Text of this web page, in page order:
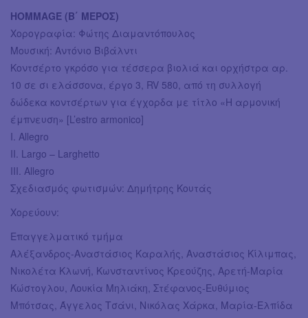
HOMMAGE (Β΄ ΜΕΡΟΣ)
Χορογραφία: Φώτης Διαμαντόπουλος
Μουσική: Αντόνιο Βιβάλντι
Κοντσέρτο γκρόσο για τέσσερα βιολιά και ορχήστρα αρ.
10 σε σι ελάσσονα, έργο 3, RV 580, από τη συλλογή
δώδεκα κοντσέρτων για έγχορδα με τίτλο «Η αρμονική
έμπνευση» [L’estro armonico]
I. Allegro
II. Largo – Larghetto
III. Allegro
Σχεδιασμός φωτισμών: Δημήτρης Κουτάς
Χορεύουν:
Επαγγελματικό τμήμα
Αλέξανδρος-Αναστάσιος Καραλής, Αναστάσιος Κίλιμπας,
Νικολέτα Κλωνή, Κωνσταντίνος Κρεούζης, Αρετή-Μαρία
Κώστογλου, Λουκία Μηλιάκη, Στέφανος-Ευθύμιος
Μπότσας, Άγγελος Τσάνι, Νικόλας Χάρκα, Μαρία-Ελπίδα